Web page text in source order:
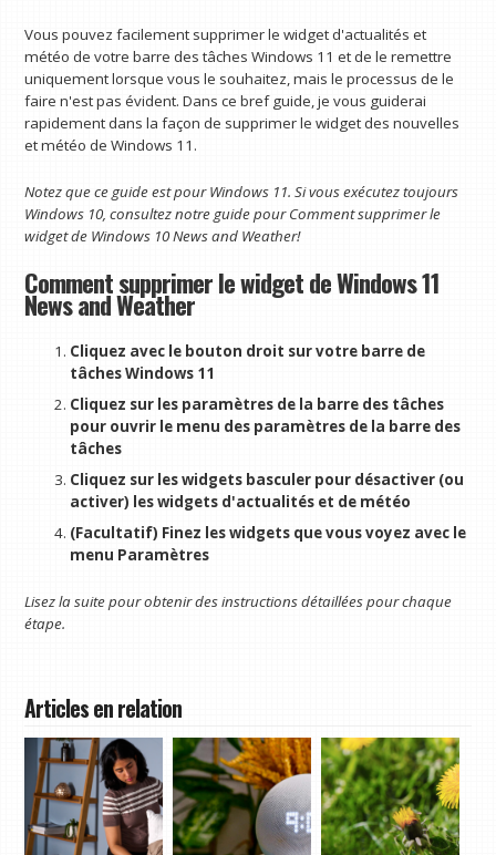
Vous pouvez facilement supprimer le widget d'actualités et
météo de votre barre des tâches Windows 11 et de le remettre
uniquement lorsque vous le souhaitez, mais le processus de le
faire n'est pas évident. Dans ce bref guide, je vous guiderai
rapidement dans la façon de supprimer le widget des nouvelles
et météo de Windows 11.
Notez que ce guide est pour Windows 11. Si vous exécutez toujours
Windows 10, consultez notre guide pourComment supprimer le
widget de Windows 10 News and Weather!
Comment supprimer le widget de Windows 11
News and Weather
Cliquez avec le bouton droit sur votre barre de
tâches Windows 11
Cliquez sur les paramètres de la barre des tâches
pour ouvrir le menu des paramètres de la barre des
tâches
Cliquez sur les widgets basculer pour désactiver (ou
activer) les widgets d'actualités et de météo
(Facultatif) Finez les widgets que vous voyez avec le
menu Paramètres
Lisez la suite pour obtenir des instructions détaillées pour chaque
étape.
Articles en relation